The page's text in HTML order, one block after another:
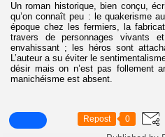
Un roman historique, bien conçu,
qu’on connaît peu : le quakerisme
époque chez les fermiers, la
travers de personnages vivants
envahissant ; les héros sont
L’auteur a su éviter le
désir mais on n’est pas follement
manichéisme est absent.
Repost 0